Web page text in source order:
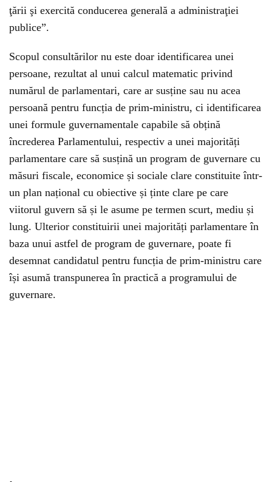
ţării şi exercită conducerea generală a administraţiei
publice”.
Scopul consultărilor nu este doar identificarea unei
persoane, rezultat al unui calcul matematic privind
numărul de parlamentari, care ar susține sau nu acea
persoană pentru funcția de prim-ministru, ci identificarea
unei formule guvernamentale capabile să obțină
încrederea Parlamentului, respectiv a unei majorități
parlamentare care să susțină un program de guvernare cu
măsuri fiscale, economice și sociale clare constituite într-
un plan național cu obiective și ținte clare pe care
viitorul guvern să și le asume pe termen scurt, mediu și
lung. Ulterior constituirii unei majorități parlamentare în
baza unui astfel de program de guvernare, poate fi
desemnat candidatul pentru funcția de prim-ministru care
își asumă transpunerea în practică a programului de
guvernare.